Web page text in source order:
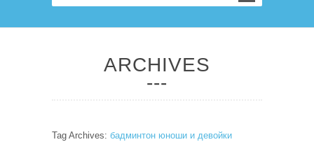
ARCHIVES
Tag Archives: бадминтон юноши и девойки